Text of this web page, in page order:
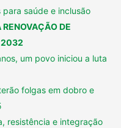
saúde e inclusão
DE
2032
um povo iniciou a luta
folgas em dobro e
resistência e integração